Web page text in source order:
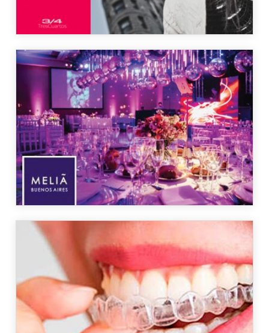
Estudio Tres Cuartos
Hotel Meliá